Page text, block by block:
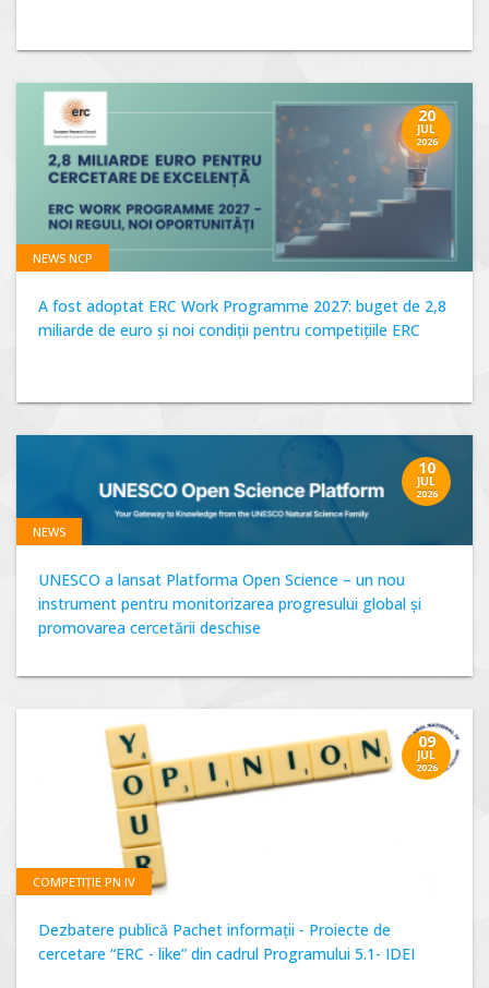
20
JUL
2026
NEWS NCP
A fost adoptat ERC Work Programme 2027: buget de 2,8
miliarde de euro și noi condiții pentru competițiile ERC
10
JUL
2026
NEWS
UNESCO a lansat Platforma Open Science – un nou
instrument pentru monitorizarea progresului global și
promovarea cercetării deschise
09
JUL
2026
COMPETIȚIE PN IV
Dezbatere publică Pachet informații - Proiecte de
cercetare “ERC - like” din cadrul Programului 5.1- IDEI